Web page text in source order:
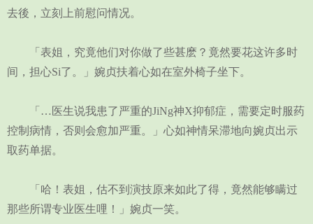
去後，立刻上前慰问情况。
「表姐，究竟他们对你做了些甚麽？竟然要花这许多时
间，担心Si了。」婉贞扶着心如在室外椅子坐下。
「…医生说我患了严重的JiNg神X抑郁症，需要定时服药
控制病情，否则会愈加严重。」心如神情呆滞地向婉贞出示
取药单据。
「哈！表姐，估不到演技原来如此了得，竟然能够瞒过
那些所谓专业医生哩！」婉贞一笑。